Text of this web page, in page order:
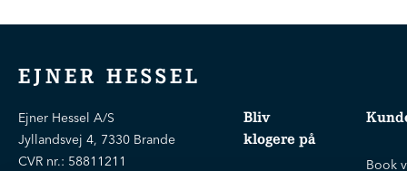
EJNER HESSEL
Ejner Hessel A/S
Jyllandsvej 4, 7330 Brande
CVR nr.: 58811211
Bliv
klogere på
Book